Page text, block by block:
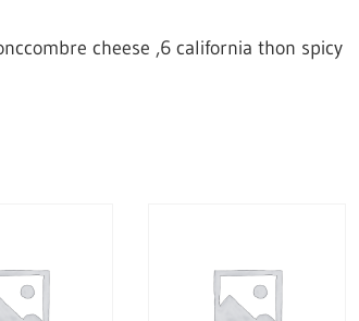
cheese ,6 california thon spicy